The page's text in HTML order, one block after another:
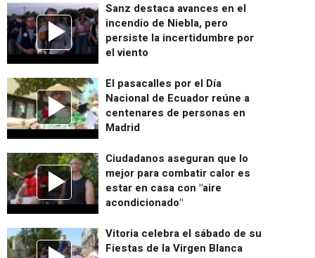
Sanz destaca avances en el
incendio de Niebla, pero
persiste la incertidumbre por
el viento
El pasacalles por el Día
Nacional de Ecuador reúne a
centenares de personas en
Madrid
Ciudadanos aseguran que lo
mejor para combatir calor es
estar en casa con "aire
acondicionado"
Vitoria celebra el sábado de su
Fiestas de la Virgen Blanca